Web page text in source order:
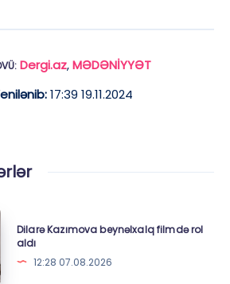
Dergi.az,MƏDƏNİYYƏT
17:39 19.11.2024
Dilarə Kazımova beynəlxalq filmdə rol
aldı
12:28 07.08.2026